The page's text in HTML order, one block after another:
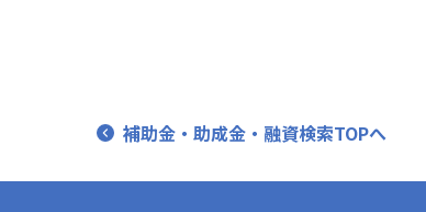
補助金・助成金・融資検索TOPへ